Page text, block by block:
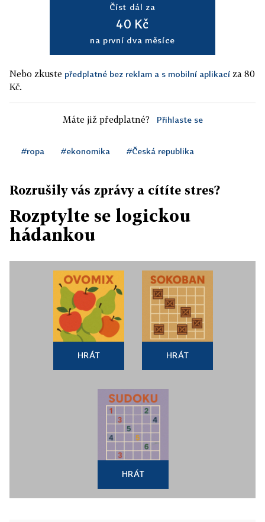
Číst dál za
40 Kč
na první dva měsíce
Nebo zkuste předplatné bez reklam a s mobilní aplikací za 80
Kč.
Máte již předplatné? Přihlaste se
#ropa #ekonomika #Česká republika
Rozrušily vás zprávy a cítíte stres?
Rozptylte se logickou
hádankou
HRÁT HRÁT
HRÁT